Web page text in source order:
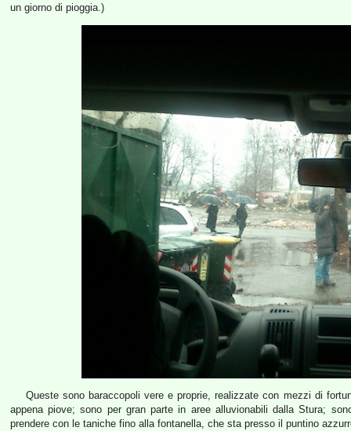
un giorno di pioggia.)
Queste sono baraccopoli vere e proprie, realizzate con mezzi di
appena piove; sono per gran parte in aree alluvionabili dalla Stura;
prendere con le taniche fino alla fontanella, che sta presso il puntino